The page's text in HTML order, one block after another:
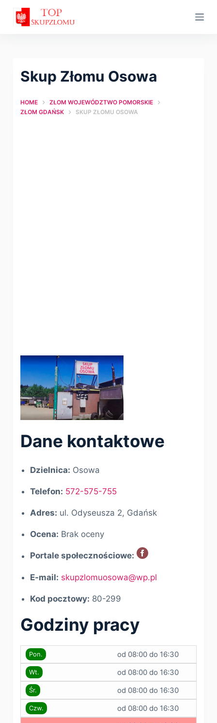
Skup Złomu Osowa
HOME
ZŁOM WOJEWÓDZTWO POMORSKIE
ZŁOM GDAŃSK
SKUP ZŁOMU OSOWA
Dane kontaktowe
Dzielnica: Osowa
Telefon: 572-575-755
Adres: ul. Odyseusza 2, Gdańsk
Ocena: Brak oceny
Portale społecznościowe:
E-mail: skupzlomuosowa@wp.pl
Kod pocztowy: 80-299
Godziny pracy
Pon. od 08:00 do 16:30
Wt. od 08:00 do 16:30
Śr. od 08:00 do 16:30
Czw. od 08:00 do 16:30